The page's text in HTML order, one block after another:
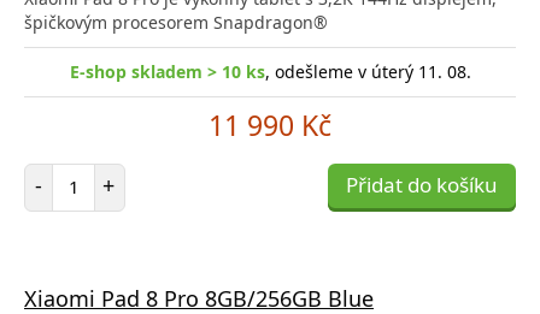
špičkovým procesorem Snapdragon®
E-shop skladem > 10 ks, odešleme v úterý 11. 08.
11 990 Kč
- Počet položek
+ Přidat do košíku
Xiaomi Pad 8 Pro 8GB/256GB Blue